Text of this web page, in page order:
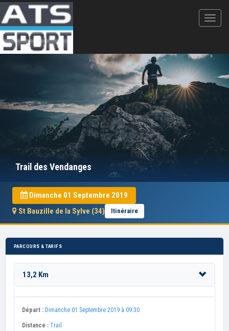
Trail des Vendanges
Dimanche 01 Septembre 2019
St Bauzille de la Sylve (34)
Itinéraire
PARCOURS & TARIFS
13,2 Km
Départ : Dimanche 01 Septembre 2019 à 09:30
Distance : Trail